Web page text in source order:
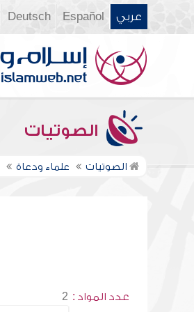
عربي Español
Deutsch
الصوتيات
الصوتيات علماء ودعاة
عدد المواد : 2